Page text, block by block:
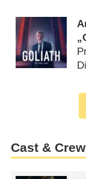
Cast & Crew